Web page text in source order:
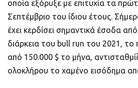
οποία εξόρυξε με επιτυχία τα
Σεπτέμβριο του ίδιου έτους.
έχει κερδίσει σημαντικά έσοδα
διάρκεια του bull run του 2021, το
από 150.000 $ το μήνα,
ολοκλήρου το χαμένο εισόδημα